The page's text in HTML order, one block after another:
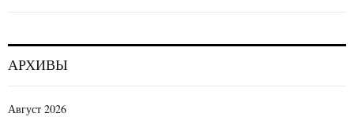
АРХИВЫ
Август 2026